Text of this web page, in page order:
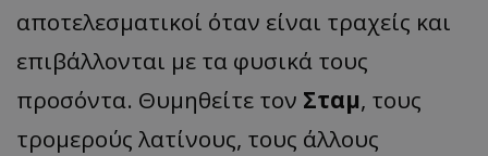
αποτελεσματικοί όταν είναι τραχείς και
επιβάλλονται με τα φυσικά τους
προσόντα. Θυμηθείτε τον Σταμ, τους
τρομερούς λατίνους, τους άλλους